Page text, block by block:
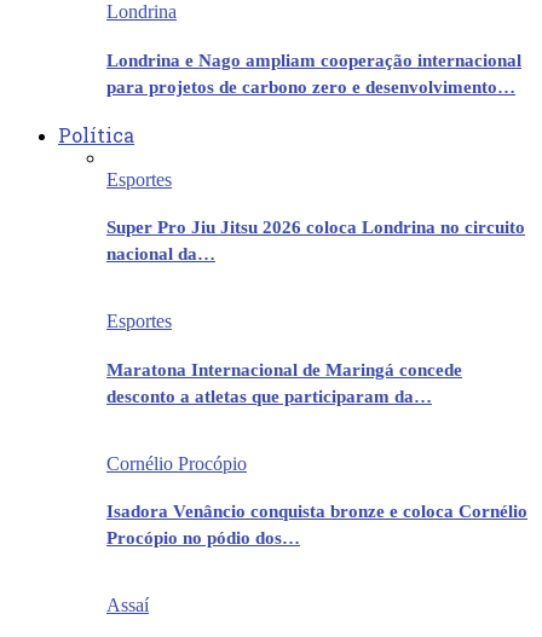
Londrina
Londrina e Nago ampliam cooperação internacional
para projetos de carbono zero e desenvolvimento…
Política
Esportes
Super Pro Jiu Jitsu 2026 coloca Londrina no circuito
nacional da…
Esportes
Maratona Internacional de Maringá concede
desconto a atletas que participaram da…
Cornélio Procópio
Isadora Venâncio conquista bronze e coloca Cornélio
Procópio no pódio dos…
Assaí